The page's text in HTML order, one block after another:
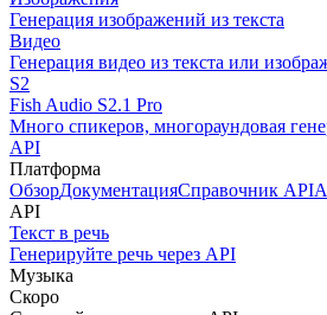
Генерация изображений из текста
Видео
Генерация видео из текста или
S2
Fish Audio S2.1 Pro
Много спикеров, многораундовая
API
Платформа
ОбзорДокументацияСправочник API
API
Текст в речь
Генерируйте речь через API
Музыка
Скоро